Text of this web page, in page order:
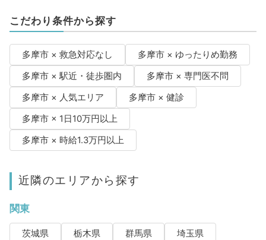
こだわり条件から探す
多摩市 × 救急対応なし
多摩市 × ゆったりめ勤務
多摩市 × 駅近・徒歩圏内
多摩市 × 専門医不問
多摩市 × 人気エリア
多摩市 × 健診
多摩市 × 1日10万円以上
多摩市 × 時給1.3万円以上
近隣のエリアから探す
関東
茨城県 栃木県 群馬県
埼玉県